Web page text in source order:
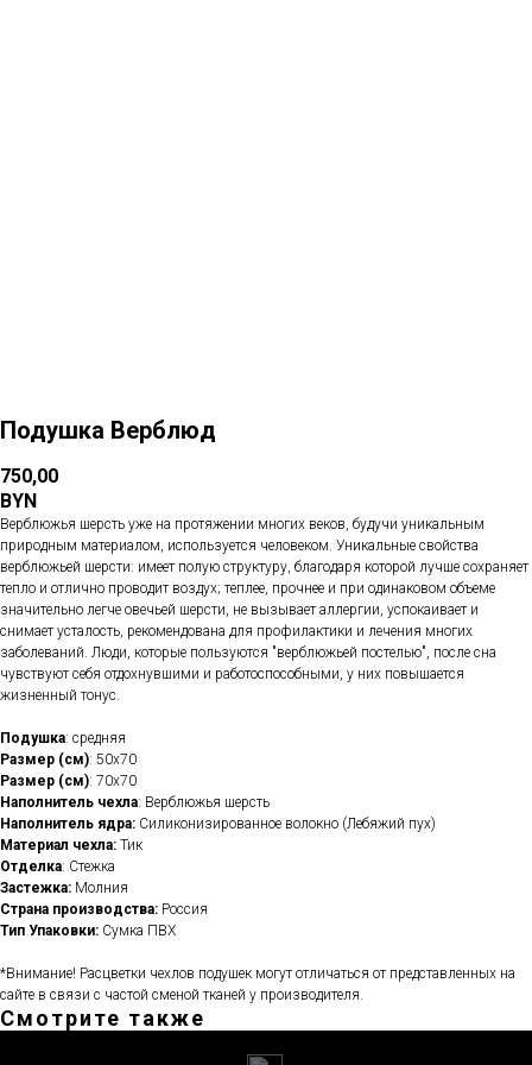
Подушка Верблюд
750,00
BYN
Верблюжья шерсть уже на протяжении многих веков, будучи уникальным
природным материалом, используется человеком. Уникальные свойства
верблюжьей шерсти: имеет полую структуру, благодаря которой лучше сохраняет
тепло и отлично проводит воздух; теплее, прочнее и при одинаковом объеме
значительно легче овечьей шерсти, не вызывает аллергии, успокаивает и
снимает усталость, рекомендована для профилактики и лечения многих
заболеваний. Люди, которые пользуются "верблюжьей постелью", после сна
чувствуют себя отдохнувшими и работоспособными, у них повышается
жизненный тонус.
Подушка: средняя
Размер (см): 50х70
Размер (см): 70х70
Наполнитель чехла: Верблюжья шерсть
Наполнитель ядра: Силиконизированное волокно (Лебяжий пух)
Материал чехла: Тик
Отделка: Стежка
Застежка: Молния
Cтрана производства: Россия
Тип Упаковки: Сумка ПВХ
*Внимание! Расцветки чехлов подушек могут отличаться от представленных на
сайте в связи с частой сменой тканей у производителя.
Смотрите также